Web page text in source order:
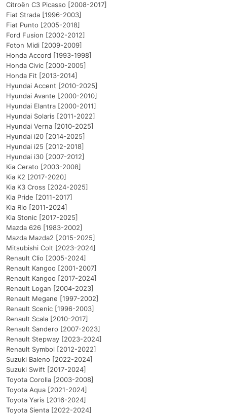
Citroën C3 Picasso [2008-2017]
Fiat Strada [1996-2003]
Fiat Punto [2005-2018]
Ford Fusion [2002-2012]
Foton Midi [2009-2009]
Honda Accord [1993-1998]
Honda Civic [2000-2005]
Honda Fit [2013-2014]
Hyundai Accent [2010-2025]
Hyundai Avante [2000-2010]
Hyundai Elantra [2000-2011]
Hyundai Solaris [2011-2022]
Hyundai Verna [2010-2025]
Hyundai i20 [2014-2025]
Hyundai i25 [2012-2018]
Hyundai i30 [2007-2012]
Kia Cerato [2003-2008]
Kia K2 [2017-2020]
Kia K3 Cross [2024-2025]
Kia Pride [2011-2017]
Kia Rio [2011-2024]
Kia Stonic [2017-2025]
Mazda 626 [1983-2002]
Mazda Mazda2 [2015-2025]
Mitsubishi Colt [2023-2024]
Renault Clio [2005-2024]
Renault Kangoo [2001-2007]
Renault Kangoo [2017-2024]
Renault Logan [2004-2023]
Renault Megane [1997-2002]
Renault Scenic [1996-2003]
Renault Scala [2010-2017]
Renault Sandero [2007-2023]
Renault Stepway [2023-2024]
Renault Symbol [2012-2022]
Suzuki Baleno [2022-2024]
Suzuki Swift [2017-2024]
Toyota Corolla [2003-2008]
Toyota Aqua [2021-2024]
Toyota Yaris [2016-2024]
Toyota Sienta [2022-2024]